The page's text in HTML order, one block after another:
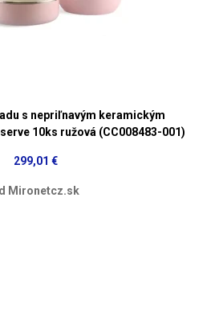
s nepriľnavým keramickým
10ks ružová (CC008483-001)
299,01 €
Mironetcz.sk